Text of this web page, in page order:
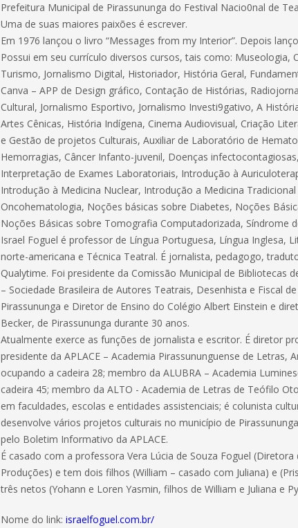
Prefeitura Municipal de Pirassununga do Festival Nacio0nal de
Uma de suas maiores paixões é escrever.
Em 1976 lançou o livro “Messages from my Interior”. Depois
Possui em seu currículo diversos cursos, tais como: Museologia,
Turismo, Jornalismo Digital, Historiador, História Geral,
Canva – APP de Design gráfico, Contação de Histórias,
Cultural, Jornalismo Esportivo, Jornalismo Investi9gativo, A
Artes Cênicas, História Indígena, Cinema Audiovisual, Criação
e Gestão de projetos Culturais, Auxiliar de Laboratório de
Hemorragias, Câncer Infanto-juvenil, Doenças
Interpretação de Exames Laboratoriais, Introdução à
Introdução à Medicina Nuclear, Introdução a Medicina
Oncohematologia, Noções básicas sobre Diabetes, Noções
Noções Básicas sobre Tomografia Computadorizada, Síndrome
Israel Foguel é professor de Língua Portuguesa, Língua Inglesa,
norte-americana e Técnica Teatral. É jornalista, pedagogo,
Qualytime. Foi presidente da Comissão Municipal de Bibliotecas
– Sociedade Brasileira de Autores Teatrais, Desenhista e Fiscal
Pirassununga e Diretor de Ensino do Colégio Albert Einstein e
Becker, de Pirassununga durante 30 anos.
Atualmente exerce as funções de jornalista e escritor. É diretor
presidente da APLACE – Academia Pirassununguense de Letras,
ocupando a cadeira 28; membro da ALUBRA – Academia
cadeira 45; membro da ALTO - Academia de Letras de Teófilo
em faculdades, escolas e entidades assistenciais; é colunista
desenvolve vários projetos culturais no município de
pelo Boletim Informativo da APLACE.
É casado com a professora Vera Lúcia de Souza Foguel
Produções) e tem dois filhos (William – casado com Juliana) e
três netos (Yohann e Loren Yasmin, filhos de William e Juliana e
Nome do link:israelfoguel.com.br/